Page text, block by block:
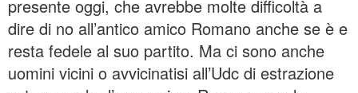
presente oggi, che avrebbe molte difficoltà a
dire di no all’antico amico Romano anche se è e
resta fedele al suo partito. Ma ci sono anche
uomini vicini o avvicinatisi all’Udc di estrazione